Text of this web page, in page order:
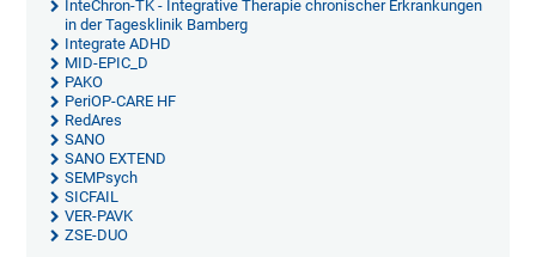
InteChron-TK - Integrative Therapie chronischer Erkrankungen
in der Tagesklinik Bamberg
Integrate ADHD
MID-EPIC_D
PAKO
PeriOP-CARE HF
RedAres
SANO
SANO EXTEND
SEMPsych
SICFAIL
VER-PAVK
ZSE-DUO